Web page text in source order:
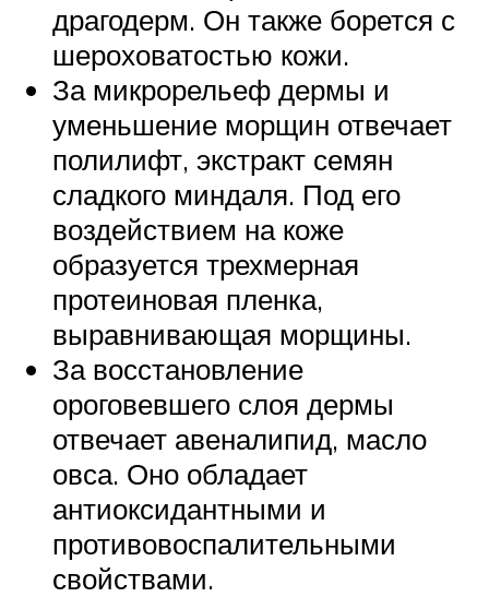
драгодерм. Он также борется с
шероховатостью кожи.
За микрорельеф дермы и
уменьшение морщин отвечает
полилифт, экстракт семян
сладкого миндаля. Под его
воздействием на коже
образуется трехмерная
протеиновая пленка,
выравнивающая морщины.
За восстановление
ороговевшего слоя дермы
отвечает авеналипид, масло
овса. Оно обладает
антиоксидантными и
противовоспалительными
свойствами.